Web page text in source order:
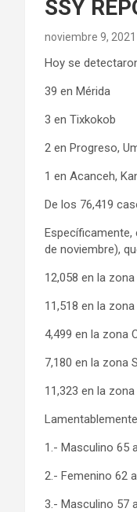
SSY
noviembre 9, 2021
Hoy se
39 en Mérida
3 en Tixkokob
2 en Progreso,
1 en Acanceh,
De los 76,419
Específicamente,
de noviembre),
12,058 en la
11,518 en la
4,499 en la zona
7,180 en la zona
11,323 en la
1.- Masculino 65
2.- Femenino 62
3.- Masculino 57